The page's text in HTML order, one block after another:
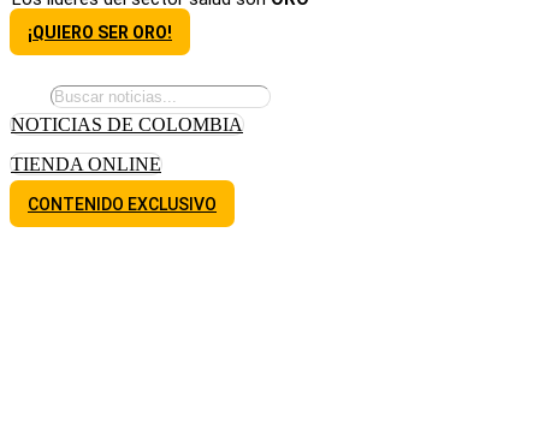
¡QUIERO SER ORO!
NOTICIAS DE COLOMBIA
TIENDA ONLINE
CONTENIDO EXCLUSIVO